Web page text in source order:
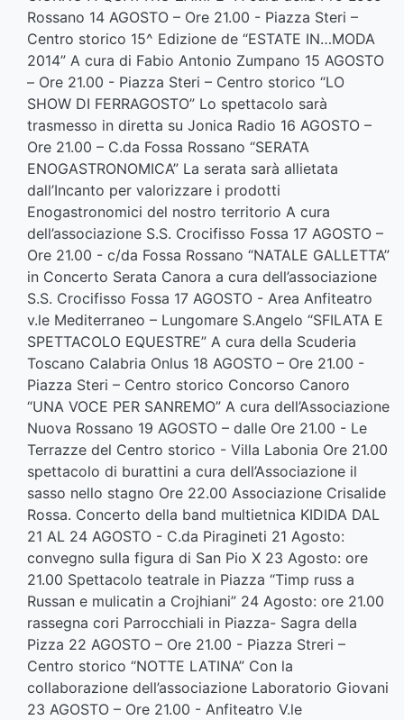
Rossano 14 AGOSTO – Ore 21.00 - Piazza Steri –
Centro storico 15^ Edizione de “ESTATE IN…MODA
2014” A cura di Fabio Antonio Zumpano 15 AGOSTO
– Ore 21.00 - Piazza Steri – Centro storico “LO
SHOW DI FERRAGOSTO” Lo spettacolo sarà
trasmesso in diretta su Jonica Radio 16 AGOSTO –
Ore 21.00 – C.da Fossa Rossano “SERATA
ENOGASTRONOMICA” La serata sarà allietata
dall’Incanto per valorizzare i prodotti
Enogastronomici del nostro territorio A cura
dell’associazione S.S. Crocifisso Fossa 17 AGOSTO –
Ore 21.00 - c/da Fossa Rossano “NATALE GALLETTA”
in Concerto Serata Canora a cura dell’associazione
S.S. Crocifisso Fossa 17 AGOSTO - Area Anfiteatro
v.le Mediterraneo – Lungomare S.Angelo “SFILATA E
SPETTACOLO EQUESTRE” A cura della Scuderia
Toscano Calabria Onlus 18 AGOSTO – Ore 21.00 -
Piazza Steri – Centro storico Concorso Canoro
“UNA VOCE PER SANREMO” A cura dell’Associazione
Nuova Rossano 19 AGOSTO – dalle Ore 21.00 - Le
Terrazze del Centro storico - Villa Labonia Ore 21.00
spettacolo di burattini a cura dell’Associazione il
sasso nello stagno Ore 22.00 Associazione Crisalide
Rossa. Concerto della band multietnica KIDIDA DAL
21 AL 24 AGOSTO - C.da Piragineti 21 Agosto:
convegno sulla figura di San Pio X 23 Agosto: ore
21.00 Spettacolo teatrale in Piazza “Timp russ a
Russan e mulicatin a Crojhiani” 24 Agosto: ore 21.00
rassegna cori Parrocchiali in Piazza- Sagra della
Pizza 22 AGOSTO – Ore 21.00 - Piazza Streri –
Centro storico “NOTTE LATINA” Con la
collaborazione dell’associazione Laboratorio Giovani
23 AGOSTO – Ore 21.00 - Anfiteatro V.le